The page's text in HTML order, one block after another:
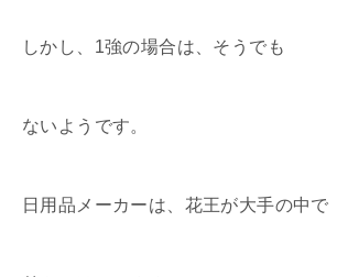
しかし、1強の場合は、そうでも
ないようです。
日用品メーカーは、花王が大手の中で